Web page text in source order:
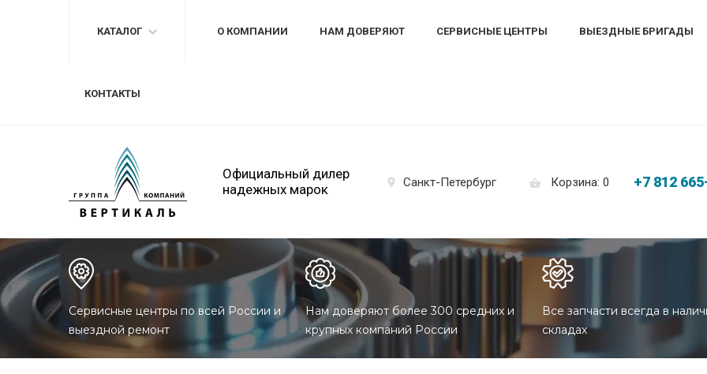
КАТАЛОГ О КОМПАНИИ НАМ ДОВЕРЯЮТ СЕРВИСНЫЕ ЦЕНТРЫ ВЫЕЗДНЫЕ БРИГАДЫ
КОНТАКТЫ
Официальный дилер
надежных марок
Санкт-Петербург Корзина: 0 +7 812
Сервисные центры по всей России и
выездной ремонт
Нам доверяют более 300 средних и
крупных компаний России
Все запчасти всегда в
складах